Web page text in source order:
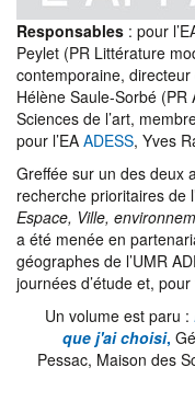
Responsables : pour
Peylet (PR Littérature
contemporaine, directeur
Hélène Saule-Sorbé (PR
Sciences de l’art,
pour l’EA ADESS, Yves
Greffée sur un des deux
recherche prioritaires de
Espace, Ville,
a été menée en
géographes de l’UMR
journées d’étude et,
Un volume est paru :
que j'ai choisi,
Pessac, Maison des